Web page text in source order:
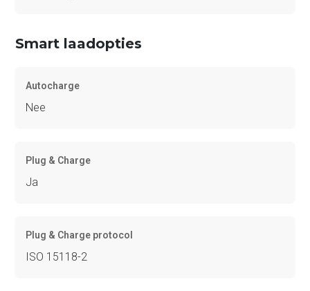
Smart laadopties
Autocharge
Nee
Plug & Charge
Ja
Plug & Charge protocol
ISO 15118-2